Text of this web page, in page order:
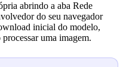
abrindo a aba Rede
do seu navegador
inicial do modelo,
uma imagem.